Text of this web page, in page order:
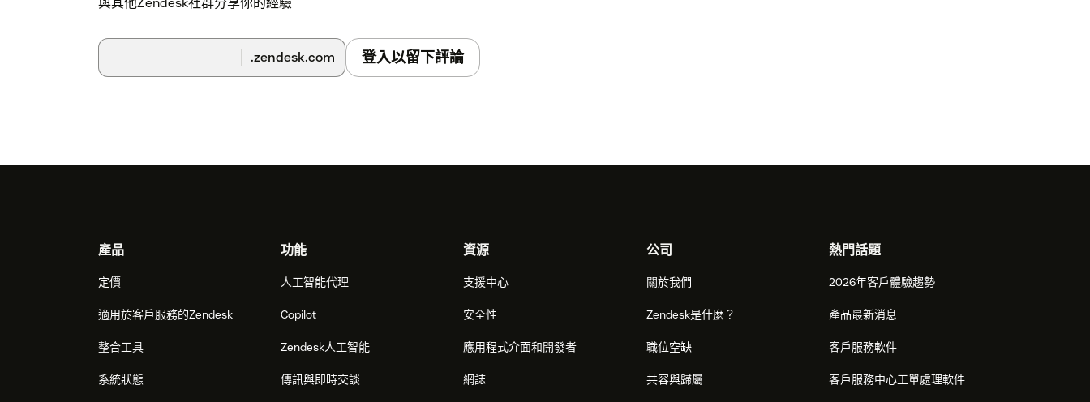
.zendesk.com 登入以留下評論
Footer產品
定價
適用於客戶服務的Zendesk
整合工具
系統狀態
功能
人工智能代理
Copilot
Zendesk人工智能
傳訊與即時交談
資源
支援中心
安全性
應用程式介面和開發者
網誌
公司
關於我們
Zendesk是什麼？
職位空缺
共容與歸屬
熱門話題
2026年客戶體驗趨勢
產品最新消息
客戶服務軟件
客戶服務中心工單處理軟件